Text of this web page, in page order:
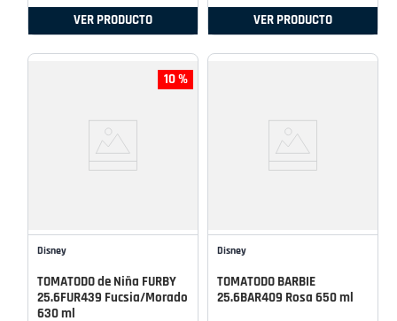
VER PRODUCTO VER PRODUCTO
10 %
Disney
TOMATODO de Niña FURBY
25.6FUR439 Fucsia/Morado
630 ml
Disney
TOMATODO BARBIE
25.6BAR409 Rosa 650 ml